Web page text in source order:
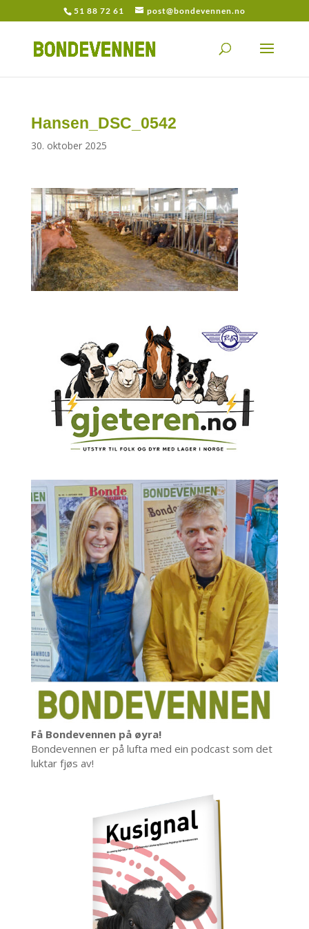
51 88 72 61 post@bondevennen.no
Hansen_DSC_0542
30. oktober 2025
Få Bondevennen på øyra!
Bondevennen er på lufta med ein podcast som det
luktar fjøs av!